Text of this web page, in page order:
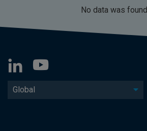
No data was found
Global